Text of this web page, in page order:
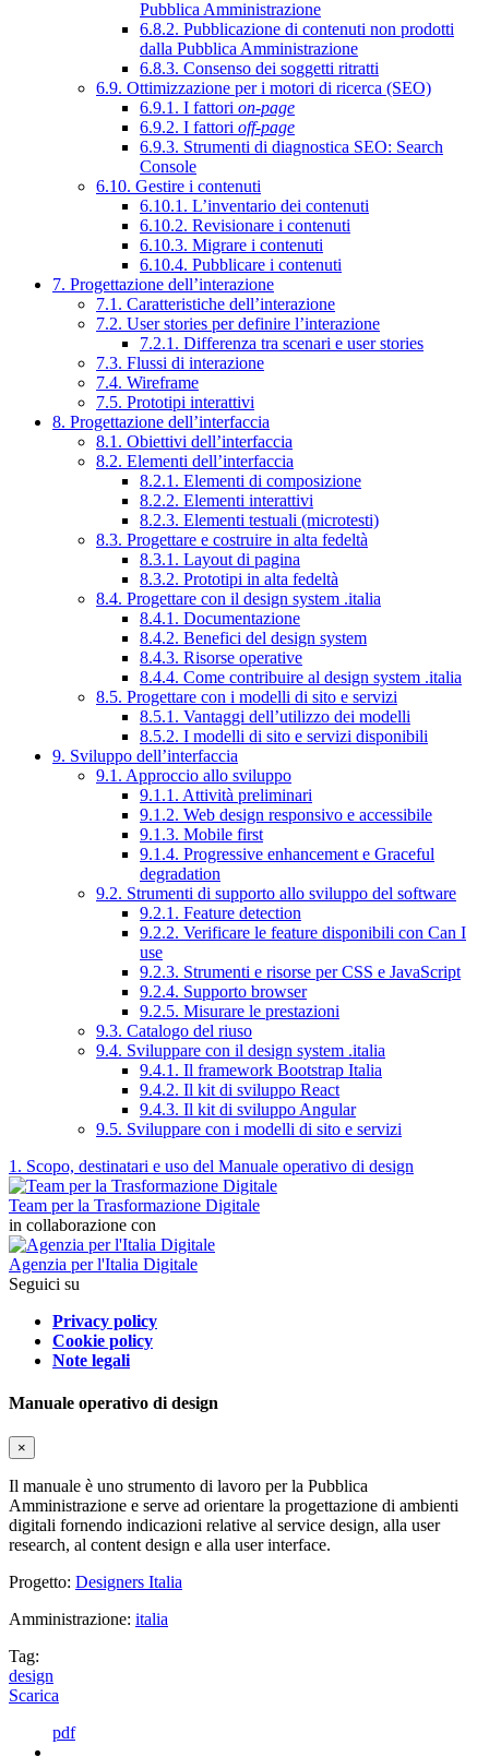
Pubblica Amministrazione
6.8.2. Pubblicazione di contenuti non prodotti
dalla Pubblica Amministrazione
6.8.3. Consenso dei soggetti ritratti
6.9. Ottimizzazione per i motori di ricerca (SEO)
6.9.1. I fattori on-page
6.9.2. I fattori off-page
6.9.3. Strumenti di diagnostica SEO: Search
Console
6.10. Gestire i contenuti
6.10.1. L’inventario dei contenuti
6.10.2. Revisionare i contenuti
6.10.3. Migrare i contenuti
6.10.4. Pubblicare i contenuti
7. Progettazione dell’interazione
7.1. Caratteristiche dell’interazione
7.2. User stories per definire l’interazione
7.2.1. Differenza tra scenari e user stories
7.3. Flussi di interazione
7.4. Wireframe
7.5. Prototipi interattivi
8. Progettazione dell’interfaccia
8.1. Obiettivi dell’interfaccia
8.2. Elementi dell’interfaccia
8.2.1. Elementi di composizione
8.2.2. Elementi interattivi
8.2.3. Elementi testuali (microtesti)
8.3. Progettare e costruire in alta fedeltà
8.3.1. Layout di pagina
8.3.2. Prototipi in alta fedeltà
8.4. Progettare con il design system .italia
8.4.1. Documentazione
8.4.2. Benefici del design system
8.4.3. Risorse operative
8.4.4. Come contribuire al design system .italia
8.5. Progettare con i modelli di sito e servizi
8.5.1. Vantaggi dell’utilizzo dei modelli
8.5.2. I modelli di sito e servizi disponibili
9. Sviluppo dell’interfaccia
9.1. Approccio allo sviluppo
9.1.1. Attività preliminari
9.1.2. Web design responsivo e accessibile
9.1.3. Mobile first
9.1.4. Progressive enhancement e Graceful
degradation
9.2. Strumenti di supporto allo sviluppo del software
9.2.1. Feature detection
9.2.2. Verificare le feature disponibili con Can I
use
9.2.3. Strumenti e risorse per CSS e JavaScript
9.2.4. Supporto browser
9.2.5. Misurare le prestazioni
9.3. Catalogo del riuso
9.4. Sviluppare con il design system .italia
9.4.1. Il framework Bootstrap Italia
9.4.2. Il kit di sviluppo React
9.4.3. Il kit di sviluppo Angular
9.5. Sviluppare con i modelli di sito e servizi
1. Scopo, destinatari e uso del Manuale operativo di design
Team per la Trasformazione Digitale
in collaborazione con
Agenzia per l'Italia Digitale
Seguici su
Privacy policy
Cookie policy
Note legali
Manuale operativo di design
×
Il manuale è uno strumento di lavoro per la Pubblica
Amministrazione e serve ad orientare la progettazione di ambienti
digitali fornendo indicazioni relative al service design, alla user
research, al content design e alla user interface.
Progetto: Designers Italia
Amministrazione: italia
Tag:
design
Scarica
pdf